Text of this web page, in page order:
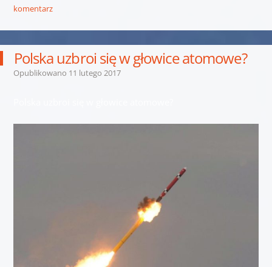
komentarz
Polska uzbroi się w głowice atomowe?
Opublikowano 11 lutego 2017